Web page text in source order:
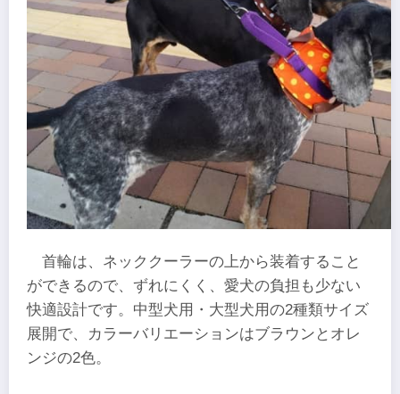
首輪は、ネッククーラーの上から装着すること
ができるので、ずれにくく、愛犬の負担も少ない
快適設計です。中型犬用・大型犬用の2種類サイズ
展開で、カラーバリエーションはブラウンとオレ
ンジの2色。